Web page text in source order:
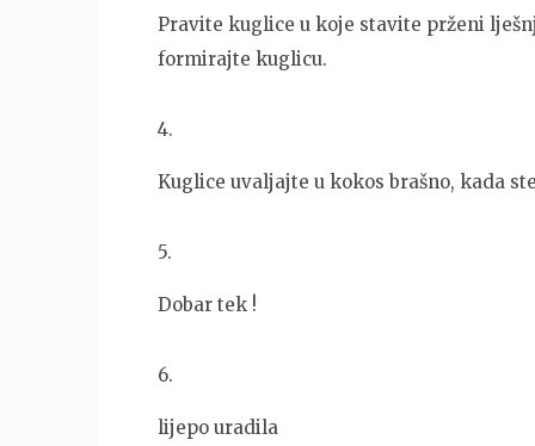
Pravite kuglice u koje stavite prženi
formirajte kuglicu.
4.
Kuglice uvaljajte u kokos brašno, kada
5.
Dobar tek !
6.
lijepo uradila